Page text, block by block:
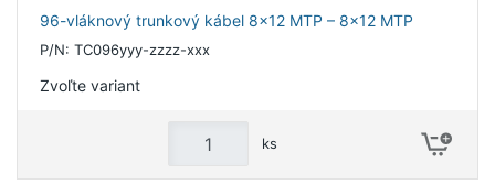
96-vláknový trunkový kábel 8x12 MTP – 8x12 MTP
P/N: TC096yyy-zzzz-xxx
Zvoľte variant
ks